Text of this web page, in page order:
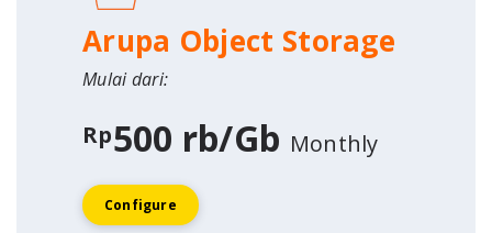
Arupa Object Storage
Mulai dari:
Rp500 rb/Gb Monthly
Configure